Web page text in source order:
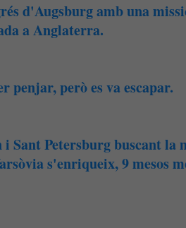
d'Augsburg amb una
a Anglaterra.
penjar, però es va escapar.
Sant Petersburg buscant la
s'enriqueix, 9 mesos